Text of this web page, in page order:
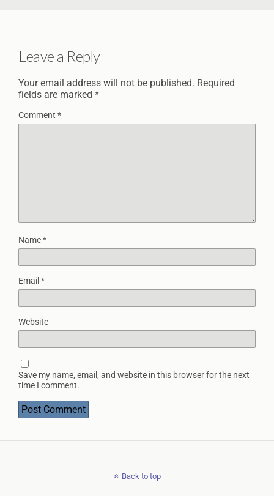
Leave a Reply
Your email address will not be published. Required
fields are marked *
Comment *
Name*
Email *
Website
Save my name, email, and website in this browser for the next
time I comment.
Back to top